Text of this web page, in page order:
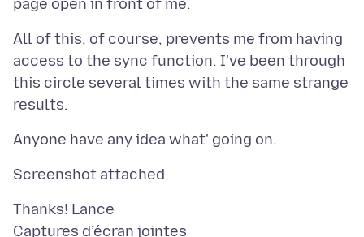
All of this, of course, prevents me from having
access to the sync function. I've been through
this circle several times with the same strange
Captures d’écran jointes